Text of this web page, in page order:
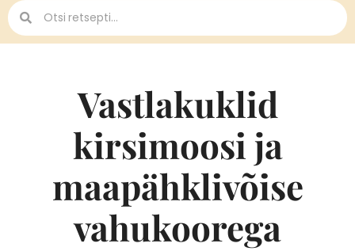
Vastlakuklid
kirsimoosi ja
maapähklivõise
vahukoorega